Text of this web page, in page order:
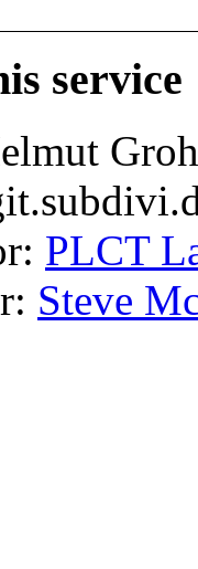
service
PLCT
Steve